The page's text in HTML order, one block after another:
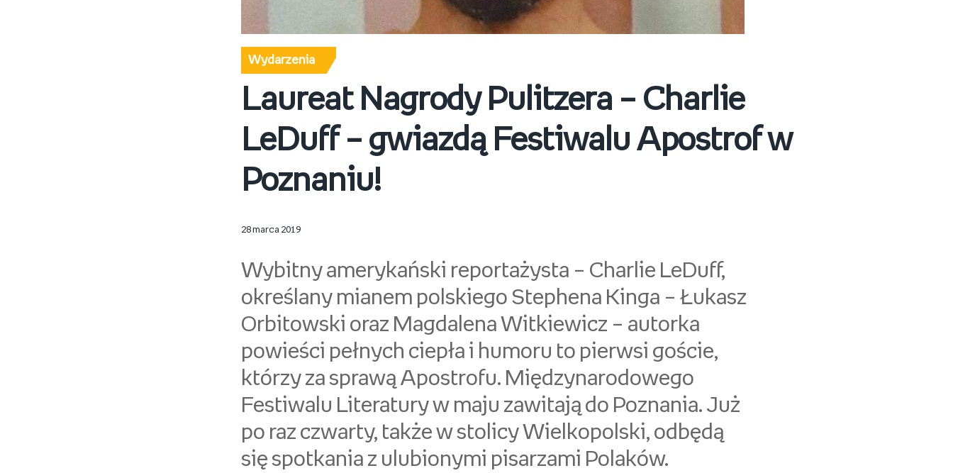
Wydarzenia
Laureat Nagrody Pulitzera – Charlie
LeDuff – gwiazdą Festiwalu Apostrof w
Poznaniu!
28 marca 2019
Wybitny amerykański reportażysta – Charlie LeDuff,
określany mianem polskiego Stephena Kinga – Łukasz
Orbitowski oraz Magdalena Witkiewicz – autorka
powieści pełnych ciepła i humoru to pierwsi goście,
którzy za sprawą Apostrofu. Międzynarodowego
Festiwalu Literatury w maju zawitają do Poznania. Już
po raz czwarty, także w stolicy Wielkopolski, odbędą
się spotkania z ulubionymi pisarzami Polaków.